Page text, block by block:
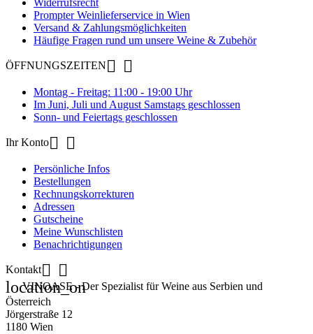
Widerrufsrecht
Prompter Weinlieferservice in Wien
Versand & Zahlungsmöglichkeiten
Häufige Fragen rund um unsere Weine & Zubehör
ÖFFNUNGSZEITEN  
Montag - Freitag: 11:00 - 19:00 Uhr
Im Juni, Juli und August Samstags geschlossen
Sonn- und Feiertags geschlossen
Ihr Konto 
Persönliche Infos
Bestellungen
Rechnungskorrekturen
Adressen
Gutscheine
Meine Wunschlisten
Benachrichtigungen
Kontakt

location_on
VINOASE - Der Spezialist für Weine aus Serbien und
Österreich
Jörgerstraße 12
1180 Wien